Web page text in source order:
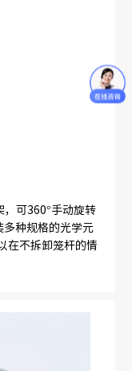
，可360°手动旋转
多种规格的光学元
在不拆卸笼杆的情